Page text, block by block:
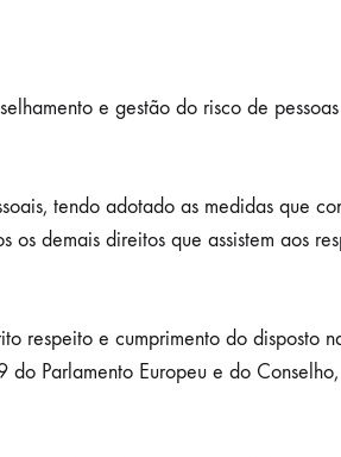
e gestão do risco de
tendo adotado as medidas que
demais direitos que assistem aos
respeito e cumprimento do disposto
Parlamento Europeu e do